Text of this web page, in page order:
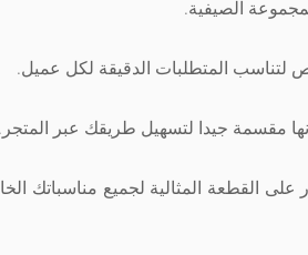
الصيفية.
لتناسب المتطلبات الدقيقة لكل عميل.
مقسمة جيدا لتسهيل طريقك عبر المتجر.
القطعة المثالية لجميع مناسباتك